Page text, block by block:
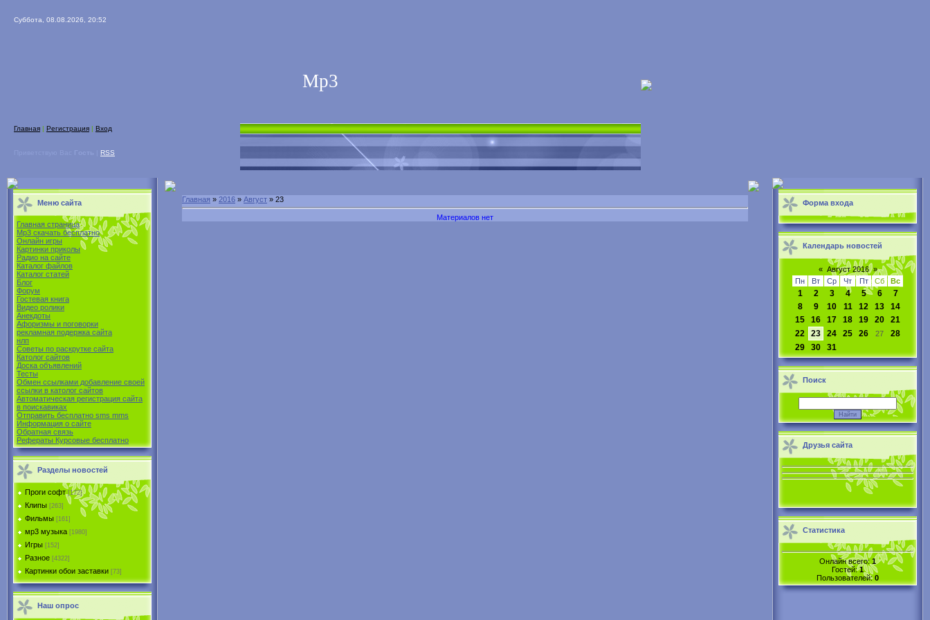
Суббота, 08.08.2026, 20:52
Мp3
Главная | Регистрация | Вход
RSS
Меню сайта
Главная страница
Mp3 скачать бесплатно
Онлайн игры
Картинки приколы
Радио на сайте
Каталог файлов
Каталог статей
Блог
Форум
Гостевая книга
Видео ролики
Анекдоты
Афоризмы и поговорки
рекламная подержка сайта
нлп
Советы по раскрутке сайта
Католог сайтов
Доска объявлений
Тесты
Обмен ссылками добавление своей
ссылки в католог сайтов
Автоматическая регистрация сайта
в поиcкавиках
Отправить бесплатно sms mms
Информация о сайте
Обратная связь
Рефераты Курсовые бесплатно
Разделы новостей
Проги софт [172]
Клипы [263]
Фильмы [161]
мр3 музыка [1980]
Игры [152]
Разное [4322]
Картинки обои заставки [73]
Наш опрос
Главная » 2016 » Август » 23
Материалов нет
Форма входа
Календарь новостей
« Август 2016 »
Пн
Вт Ср Чт Пт Сб Вс
1 2 3 4 5 6
7
8
9 10 11 12 13
14
15
16 17 18 19 20
21
22
23 24 25 26 27
28
29
30 31
Поиск
Друзья сайта
Статистика
Онлайн всего: 1
Гостей:1
Пользователей:0